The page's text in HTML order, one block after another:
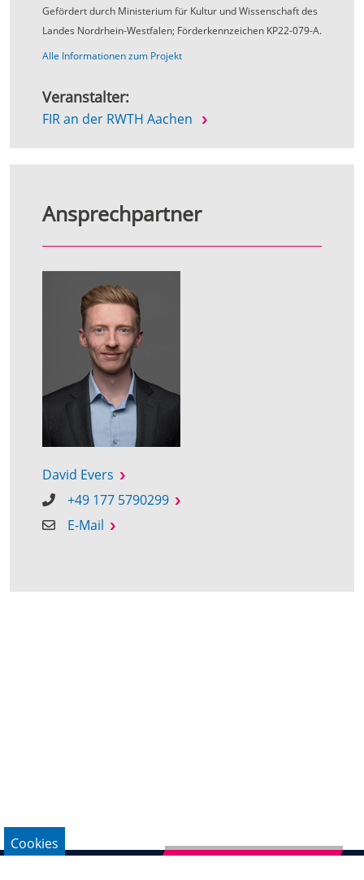
Gefördert durch Ministerium für Kultur und Wissenschaft des
Landes Nordrhein-Westfalen; Förderkennzeichen KP22-079-A.
Alle Informationen zum Projekt
Veranstalter:
FIR an der RWTH Aachen
Ansprechpartner
David Evers
+49 177 5790299
E-Mail
Cookies